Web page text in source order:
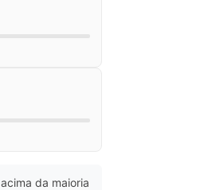
acima da maioria